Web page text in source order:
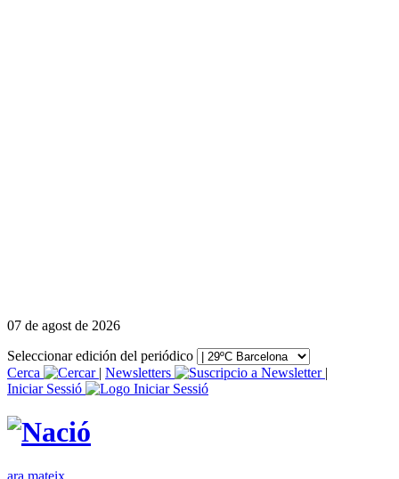
07 de agost de 2026
Seleccionar edición del periódico
Cerca
| Newsletters
|
Iniciar Sessió
ara mateix